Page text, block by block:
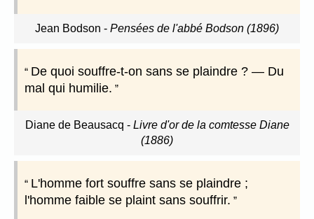
Jean Bodson - Pensées de l'abbé Bodson (1896)
De quoi souffre-t-on sans se plaindre ? — Du
mal qui humilie.
Diane de Beausacq - Livre d'or de la comtesse Diane
(1886)
L'homme fort souffre sans se plaindre ;
l'homme faible se plaint sans souffrir.